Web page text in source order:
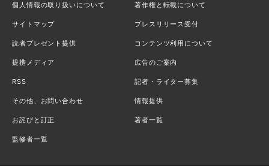
個人情報の取り扱いについて 著作権と転載について
サイトマップ プレスリリース受付
読者プレゼント提供 コンテンツ利用について
提携メディア 広告のご案内
RSS 記者・ライター募集
その他、お問い合わせ 情報提供
お詫びと訂正 著者一覧
監修者一覧